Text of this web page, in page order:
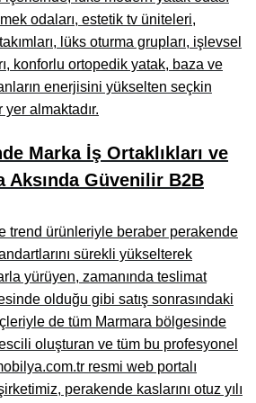
Mağazaları, Mobilyacılar
Firmaları, Mobilyacılar
Mağazaları, Mobilyacılar
İmalatçıları, Fabrikaları
Mağazaları, Mobilyacılar
Mobilya İmalatçıları, Mağazaları
Mağazaları, Mobilyacılar
Mobilya İmalatçıları, Mağazaları
İmalatçıları, Mobilyacılar
İmalatçıları, Mağazaları
Üreticileri, Mağazaları
Mağazaları, İmalatçıları
odaları, estetik tv üniteleri,
lüks oturma grupları, işlevsel
konforlu ortopedik yatak, baza ve
enerjisini yükselten seçkin
yer almaktadır.
Marka İş Ortaklıkları ve
Aksında Güvenilir B2B
trend ürünleriyle beraber perakende
sürekli yükselterek
yürüyen, zamanında teslimat
olduğu gibi satış sonrasındaki
de tüm Marmara bölgesinde
oluşturan ve tüm bu profesyonel
resmi web portalı
perakende kaslarını otuz yılı